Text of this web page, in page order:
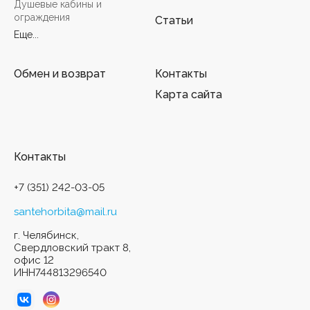
Душевые кабины и
ограждения
Еще...
Статьи
Обмен и возврат
Контакты
Карта сайта
Контакты
+7 (351) 242-03-05
santehorbita@mail.ru
г. Челябинск,
Свердловский тракт 8,
офис 12
ИНН744813296540